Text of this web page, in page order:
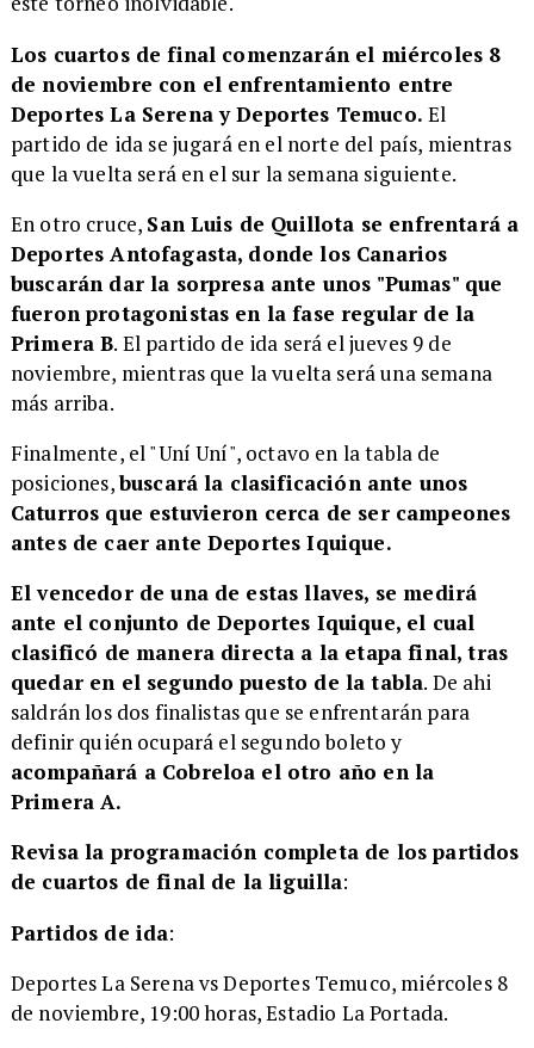
Los cuartos de final comenzarán el miércoles 8
de noviembre con el enfrentamiento entre
Deportes La Serena y Deportes Temuco.El
partido de ida se jugará en el norte del país, mientras
que la vuelta será en el sur la semana siguiente.
En otro cruce, San Luis de Quillota se enfrentará a
Deportes Antofagasta, donde los Canarios
buscarán dar la sorpresa ante unos "Pumas" que
fueron protagonistas en la fase regular de la
Primera B. El partido de ida será el jueves 9 de
noviembre, mientras que la vuelta será una semana
más arriba.
Finalmente, el "Uní Uní", octavo en la tabla de
posiciones,buscará la clasificación ante unos
Caturros que estuvieron cerca de ser campeones
antes de caer ante Deportes Iquique.
El vencedor de una de estas llaves, se medirá
ante el conjunto de Deportes Iquique, el cual
clasificó de manera directa a la etapa final, tras
quedar en el segundo puesto de la tabla. De ahi
saldrán los dos finalistas que se enfrentarán para
definir quién ocupará el segundo boleto y
acompañará a Cobreloa el otro año en la
Primera A.
Revisa la programación completa de los partidos
de cuartos de final de la liguilla:
Partidos de ida:
Deportes La Serena vs Deportes Temuco, miércoles 8
de noviembre, 19:00 horas, Estadio La Portada.